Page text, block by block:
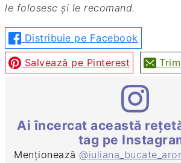
le folosesc și le recomand.
Distribuie pe Facebook
Salvează pe Pinterest
Ai încercat această
tag pe
Menționează